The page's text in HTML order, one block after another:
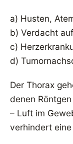
a) Husten,
b) Verdacht
c)
d)
Der Thorax
denen
– Luft im
verhindert